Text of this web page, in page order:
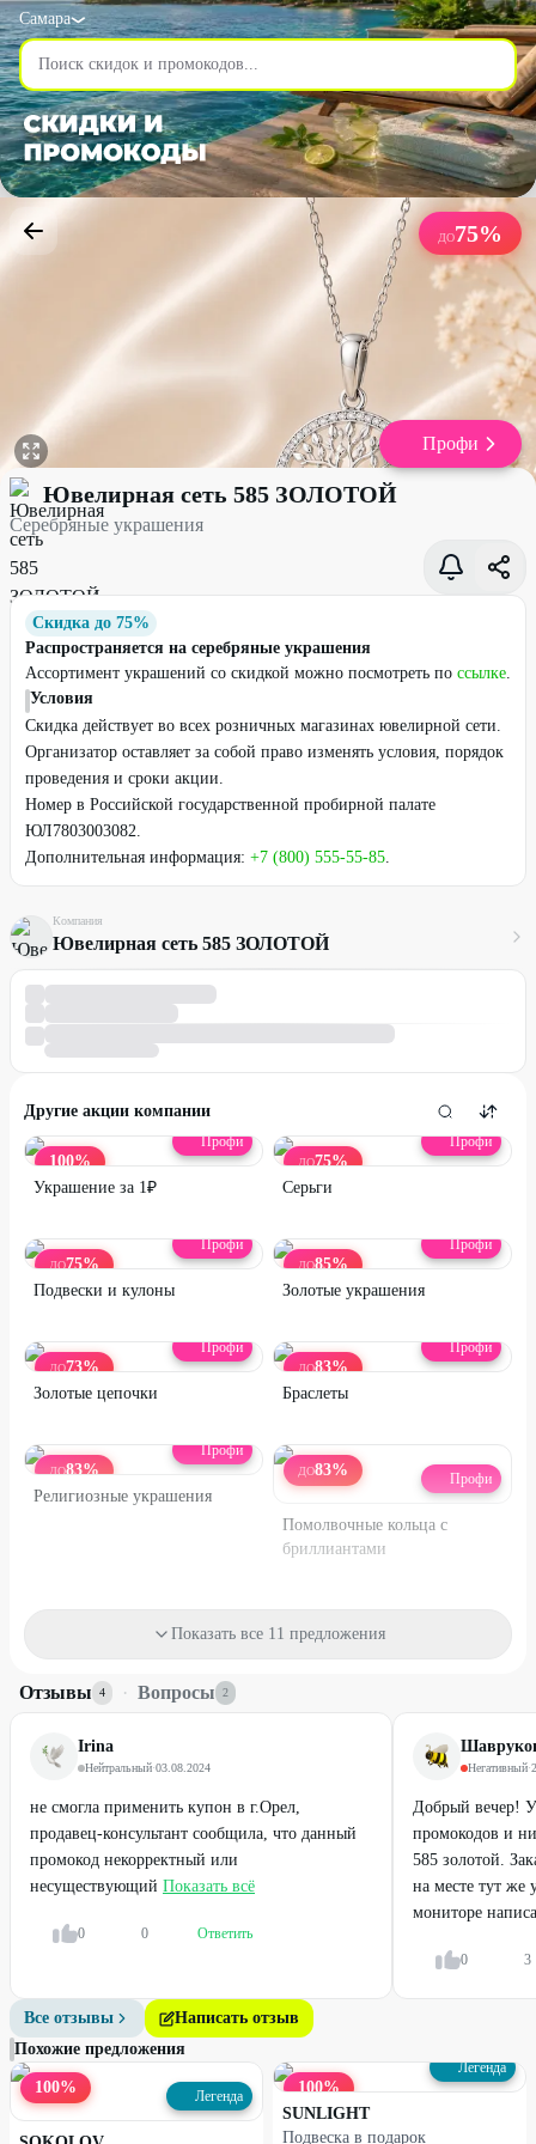
Самара
ДО75%
Профи
Серебряные украшения со скидкой до 75% - Ювелирная сеть
Ювелирная сеть 585 ЗОЛОТОЙ
Серебряные украшения
Скидка до 75%
Распространяется на серебряные украшения
Ассортимент украшений со скидкой можно посмотреть по ссылке.
Условия
Скидка действует во всех розничных магазинах ювелирной сети.
Организатор оставляет за собой право изменять условия, порядок
проведения и сроки акции.
Номер в Российской государственной пробирной палате
ЮЛ7803003082.
Дополнительная информация: +7 (800) 555-55-85.
Компания
Ювелирная сеть 585 ЗОЛОТОЙ
Другие акции компании
100%
Профи
Украшение за 1₽
ДО75%
Профи
Серьги
ДО75%
Профи
Подвески и кулоны
ДО85%
Профи
Золотые украшения
ДО73%
Профи
Золотые цепочки
ДО83%
Профи
Браслеты
ДО83%
Профи
Религиозные украшения
ДО83% Профи
Помолвочные кольца с
бриллиантами
Профи
Серьги с бриллиантами
Профи
ДО83%
Показать все 11 предложения
Отзывы 4 · Вопросы 2
Irina
Нейтральный·03.08.2024
не смогла применить купон в г.Орел,
продавец-консультант сообщила, что данный
промокод некорректный или
несуществующий Показать всё
0 0 Ответить
Негативный·
Добрый вечер!
промокодов и
585 золотой.
на месте тут же
мониторе
0 3
Все отзывы
Написать отзыв
Похожие предложения
100% Легенда 100%
Легенда
SUNLIGHT
Подвеска в подарок